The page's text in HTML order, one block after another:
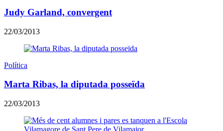
Judy Garland, convergent
22/03/2013
Política
Marta Ribas, la diputada posseïda
22/03/2013